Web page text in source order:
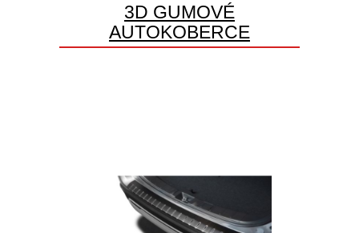
3D GUMOVÉ
AUTOKOBERCE